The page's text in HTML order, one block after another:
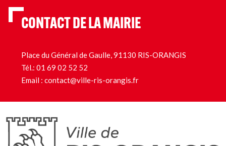
CONTACT DE LA MAIRIE
Place du Général de Gaulle, 91130 RIS-ORANGIS
Tél.: 01 69 02 52 52
Email : contact@ville-ris-orangis.fr